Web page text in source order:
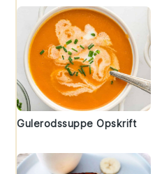
Gulerodssuppe Opskrift